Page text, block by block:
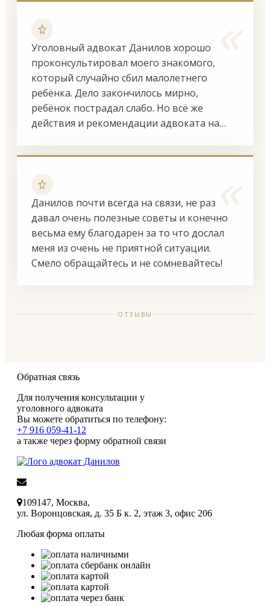
сопровождал нас на всех этапах, от
консультировал, готовил все документы
для судебных заседаний, встречался с моим
сыном, хотя попасть к нему было очень не
легко, оказывал моему сыну не только
юридическую помощь, но и
психологическую. Игорь Николаевич
всем вопросам по делу (статья 159 ч.4 УК),
с полным пониманием того, что он делает.
Благодаря его опыту, внимательности к
деталям и мелочам, ему удалось
минимизировать обвинение, грамотно
выстроить защиту в суде. С его помощью
удалось получить минимальный срок, на
спасибо за моральную поддержку и
уважение и доверие!
«
Уголовный адвокат Данилов хорошо
проконсультировал моего знакомого,
который случайно сбил малолетнего
ребёнка. Дело закончилось мирно,
ребёнок пострадал слабо. Но всё же
действия и рекомендации адвоката на
«
Данилов почти всегда на связи, не раз
давал очень полезные советы и конечно
весьма ему благодарен за то что дослал
меня из очень не приятной ситуации.
Смело обращайтесь и не сомневайтесь!
ОТЗЫВЫ
Обратная связь
Для получения консультации у
уголовного адвоката
Вы можете обратиться по телефону:
+7 916 059-41-12
а также через форму обратной связи
109147, Москва,
ул. Воронцовская, д. 35 Б к. 2, этаж 3, офис 206
Любая форма оплаты